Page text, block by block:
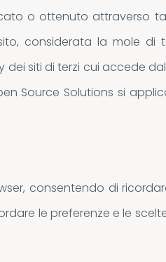
o ottenuto attraverso
considerata la mole di
siti di terzi cui accede
Source Solutions si
consentendo di
le preferenze e le